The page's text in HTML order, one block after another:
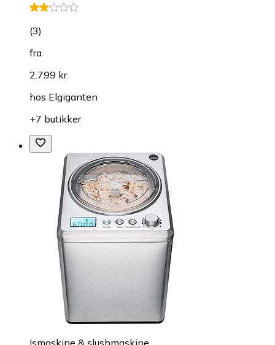
(3)
fra
2.799 kr.
hos Elgiganten
+7 butikker